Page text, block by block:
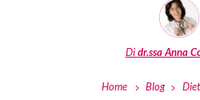
Didr.ssa Anna
Home Blog